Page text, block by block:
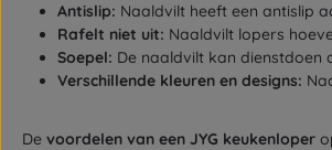
Antislip: Naaldvilt heeft een antislip
Rafelt niet uit: Naaldvilt lopers
Soepel: De naaldvilt kan
Verschillende kleuren en designs:
De voordelen van een JYG keukenloper